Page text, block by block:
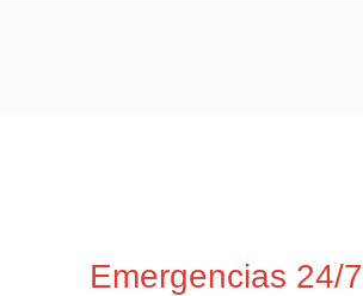
Emergencias 24/7